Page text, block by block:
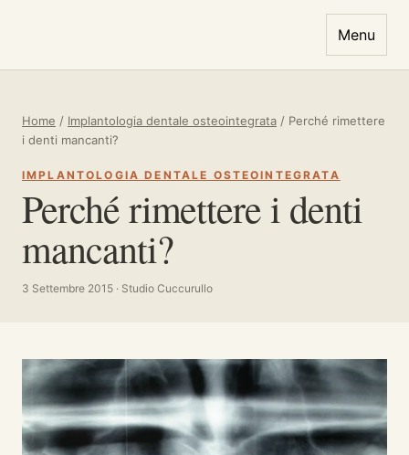
Menu
Home / Implantologia dentale osteointegrata / Perché rimettere
i denti mancanti?
IMPLANTOLOGIA DENTALE OSTEOINTEGRATA
Perché rimettere i denti
mancanti?
3 Settembre 2015 · Studio Cuccurullo